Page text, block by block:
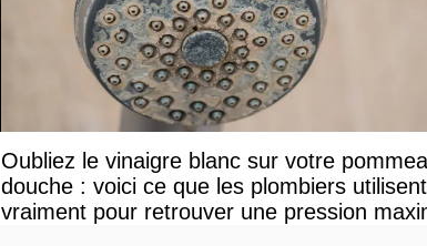
Oubliez le vinaigre blanc sur votre
douche : voici ce que les plombiers utilisent
vraiment pour retrouver une pression